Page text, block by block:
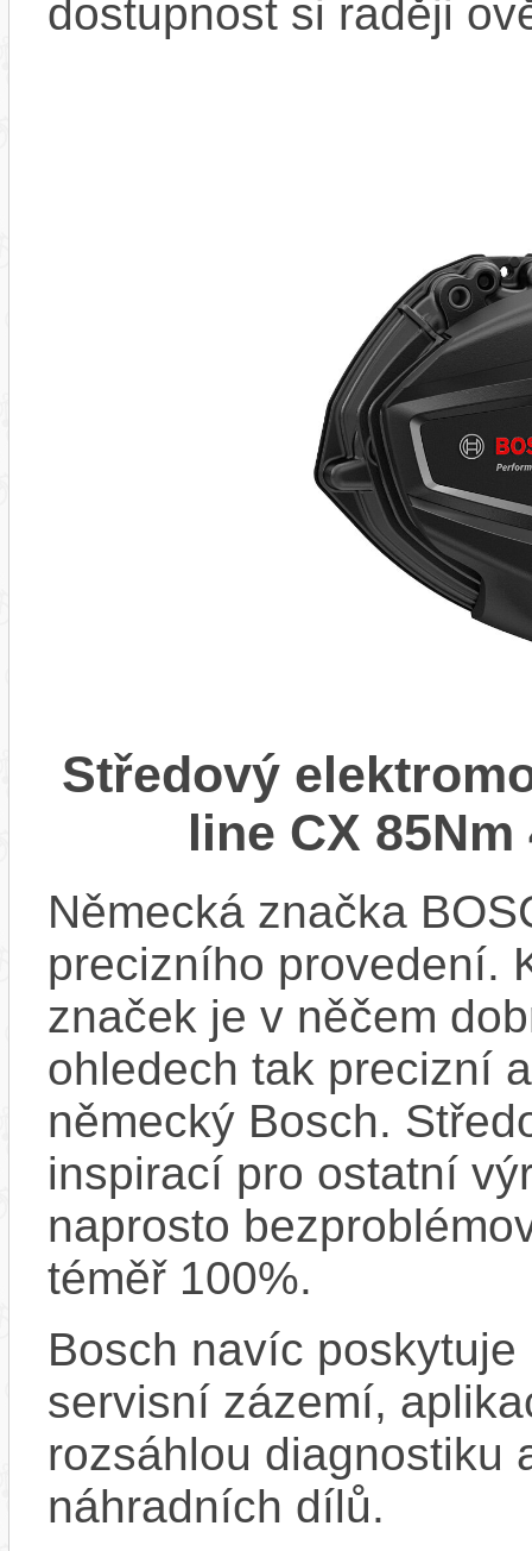
dostupnost si raději
Středový
line CX
Německá značka
precizního provedení.
značek je v něčem
ohledech tak precizní
německý Bosch.
inspirací pro ostatní
naprosto
téměř 100%.
Bosch navíc
servisní zázemí,
rozsáhlou diagnostiku
náhradních dílů.